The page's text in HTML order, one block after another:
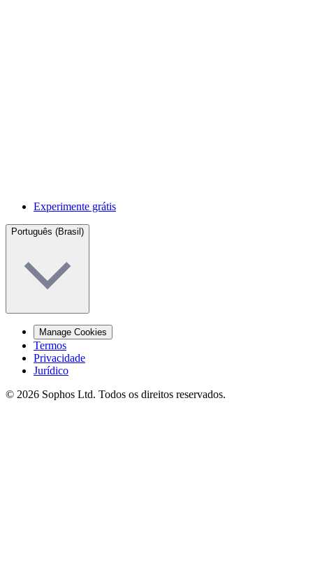
Experimente grátis
Português (Brasil)
Manage Cookies
Termos
Privacidade
Jurídico
© 2026 Sophos Ltd. Todos os direitos reservados.